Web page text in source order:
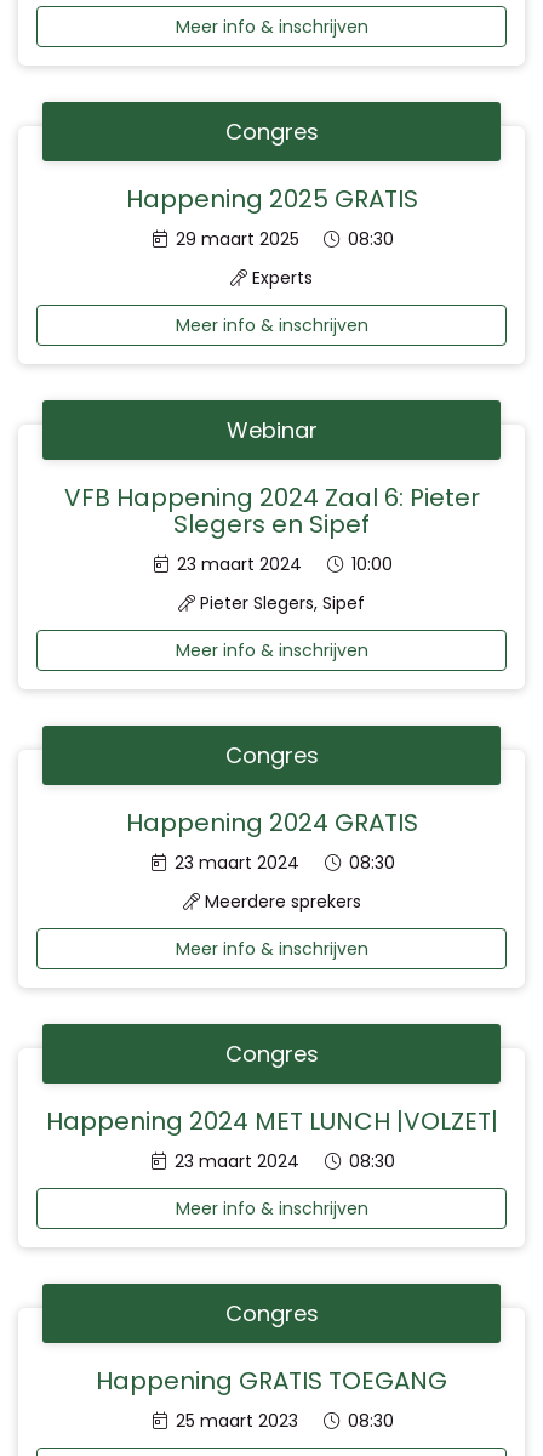
Meer info & inschrijven
Congres
Happening 2025 GRATIS
Datum:
29 maart 2025 Tijd:
08:30
Experts
Meer info & inschrijven
Webinar
VFB Happening 2024 Zaal 6: Pieter
Slegers en Sipef
Datum:
23 maart 2024 Tijd:
10:00
Pieter Slegers, Sipef
Meer info & inschrijven
Congres
Happening 2024 GRATIS
Datum:
23 maart 2024 Tijd:
08:30
Meerdere sprekers
Meer info & inschrijven
Congres
Happening 2024 MET LUNCH |VOLZET|
Datum:
23 maart 2024 Tijd:
08:30
Meer info & inschrijven
Congres
Happening GRATIS TOEGANG
Datum:
25 maart 2023 Tijd:
08:30